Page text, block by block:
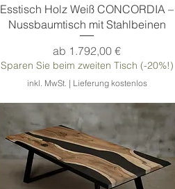
Schnellansicht
Esstisch Holz Weiß CONCORDIA –
Nussbaumtisch mit Stahlbeinen
ab 1.792,00 €
Sale-Preis
Sparen Sie beim zweiten Tisch (-20%!)
inkl. MwSt. | Lieferung kostenlos